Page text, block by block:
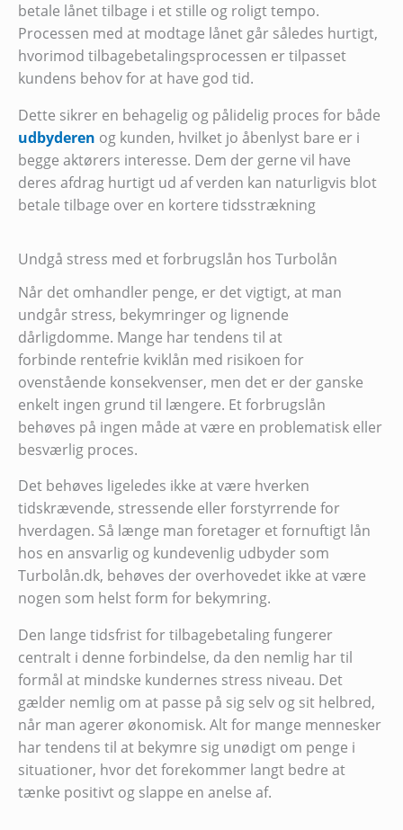
betale lånet tilbage i et stille og roligt tempo.
Processen med at modtage lånet går således hurtigt,
hvorimod tilbagebetalingsprocessen er tilpasset
kundens behov for at have god tid.
Dette sikrer en behagelig og pålidelig proces for både
udbyderen og kunden, hvilket jo åbenlyst bare er i
begge aktørers interesse. Dem der gerne vil have
deres afdrag hurtigt ud af verden kan naturligvis blot
betale tilbage over en kortere tidsstrækning
Undgå stress med et forbrugslån hos Turbolån
Når det omhandler penge, er det vigtigt, at man
undgår stress, bekymringer og lignende
dårligdomme. Mange har tendens til at
forbinde rentefrie kviklån med risikoen for
ovenstående konsekvenser, men det er der ganske
enkelt ingen grund til længere. Et forbrugslån
behøves på ingen måde at være en problematisk eller
besværlig proces.
Det behøves ligeledes ikke at være hverken
tidskrævende, stressende eller forstyrrende for
hverdagen. Så længe man foretager et fornuftigt lån
hos en ansvarlig og kundevenlig udbyder som
Turbolån.dk, behøves der overhovedet ikke at være
nogen som helst form for bekymring.
Den lange tidsfrist for tilbagebetaling fungerer
centralt i denne forbindelse, da den nemlig har til
formål at mindske kundernes stress niveau. Det
gælder nemlig om at passe på sig selv og sit helbred,
når man agerer økonomisk. Alt for mange mennesker
har tendens til at bekymre sig unødigt om penge i
situationer, hvor det forekommer langt bedre at
tænke positivt og slappe en anelse af.